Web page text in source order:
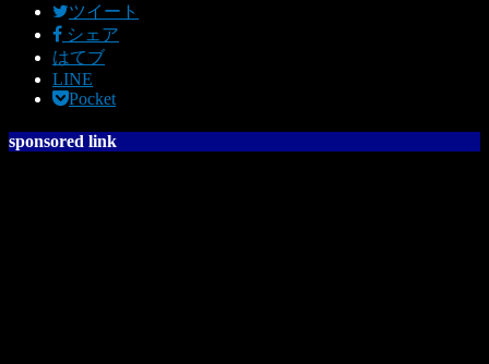
ツイート
シェア
はてブ
LINE
Pocket
sponsored link